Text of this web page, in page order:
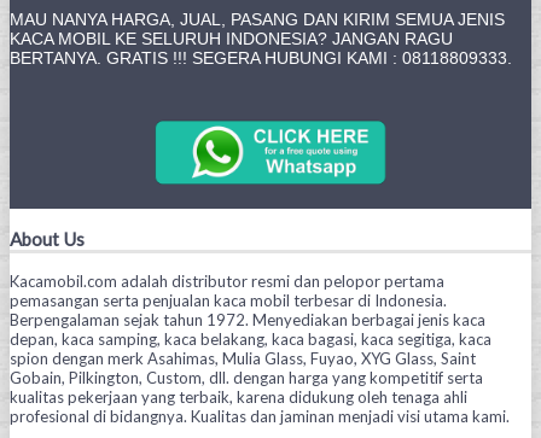
MAU NANYA HARGA, JUAL, PASANG DAN KIRIM SEMUA JENIS
KACA MOBIL KE SELURUH INDONESIA? JANGAN RAGU
BERTANYA. GRATIS !!! SEGERA HUBUNGI KAMI : 08118809333.
About Us
Kacamobil.com adalah distributor resmi dan pelopor pertama
pemasangan serta penjualan kaca mobil terbesar di Indonesia.
Berpengalaman sejak tahun 1972. Menyediakan berbagai jenis kaca
depan, kaca samping, kaca belakang, kaca bagasi, kaca segitiga, kaca
spion dengan merk Asahimas, Mulia Glass, Fuyao, XYG Glass, Saint
Gobain, Pilkington, Custom, dll. dengan harga yang kompetitif serta
kualitas pekerjaan yang terbaik, karena didukung oleh tenaga ahli
profesional di bidangnya. Kualitas dan jaminan menjadi visi utama kami.